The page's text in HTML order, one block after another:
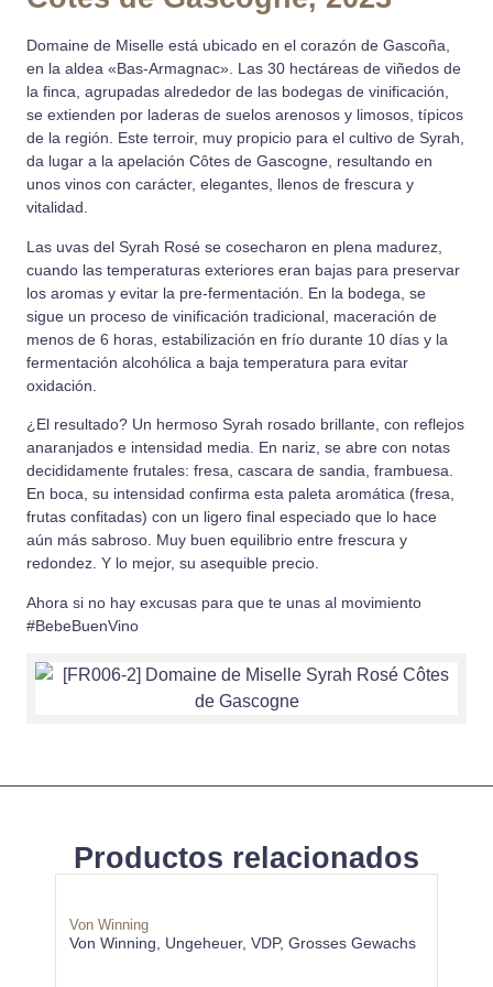
Domaine de Miselle está ubicado en el corazón de Gascoña,
en la aldea «Bas-Armagnac». Las 30 hectáreas de viñedos de
la finca, agrupadas alrededor de las bodegas de vinificación,
se extienden por laderas de suelos arenosos y limosos, típicos
de la región. Este terroir, muy propicio para el cultivo de Syrah,
da lugar a la apelación Côtes de Gascogne, resultando en
unos vinos con carácter, elegantes, llenos de frescura y
vitalidad.
Las uvas del Syrah Rosé se cosecharon en plena madurez,
cuando las temperaturas exteriores eran bajas para preservar
los aromas y evitar la pre-fermentación. En la bodega, se
sigue un proceso de vinificación tradicional, maceración de
menos de 6 horas, estabilización en frío durante 10 días y la
fermentación alcohólica a baja temperatura para evitar
oxidación.
¿El resultado? Un hermoso Syrah rosado brillante, con reflejos
anaranjados e intensidad media. En nariz, se abre con notas
decididamente frutales: fresa, cascara de sandia, frambuesa.
En boca, su intensidad confirma esta paleta aromática (fresa,
frutas confitadas) con un ligero final especiado que lo hace
aún más sabroso. Muy buen equilibrio entre frescura y
redondez. Y lo mejor, su asequible precio.
Ahora si no hay excusas para que te unas al movimiento
#BebeBuenVino
Productos relacionados
Von Winning
Von Winning, Ungeheuer, VDP, Grosses Gewachs